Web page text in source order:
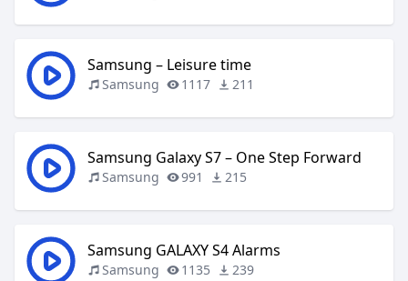
Samsung – Leisure time
Samsung 1117 211
Samsung Galaxy S7 – One Step Forward
Samsung 991 215
Samsung GALAXY S4 Alarms
Samsung 1135 239